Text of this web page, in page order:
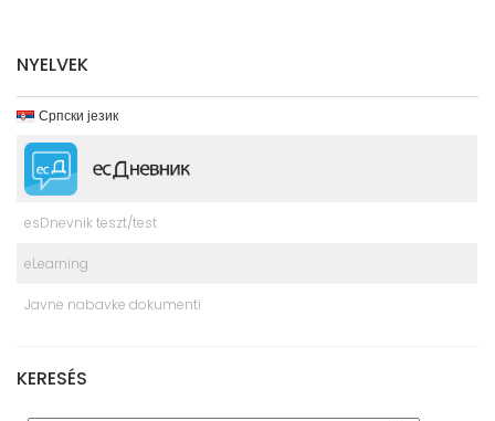
NYELVEK
Српски језик
esDnevnik teszt/test
eLearning
Javne nabavke dokumenti
KERESÉS